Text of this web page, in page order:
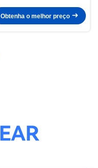
Obtenha o melhor preço